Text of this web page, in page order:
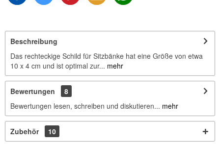
Beschreibung
Das rechteckige Schild für Sitzbänke hat eine Größe von etwa
10 x 4 cm und ist optimal zur... mehr
Bewertungen
8
Bewertungen lesen, schreiben und diskutieren... mehr
Zubehör 10